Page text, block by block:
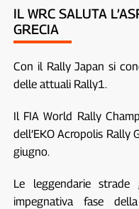
IL WRC SALUTA
GRECIA
Con il Rally Japan si
delle attuali Rally1.
Il FIA World Rally
dell’EKO Acropolis Rally
giugno.
Le leggendarie
impegnativa fase